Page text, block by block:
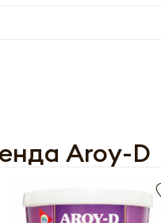
Aroy-D
Обязательны к